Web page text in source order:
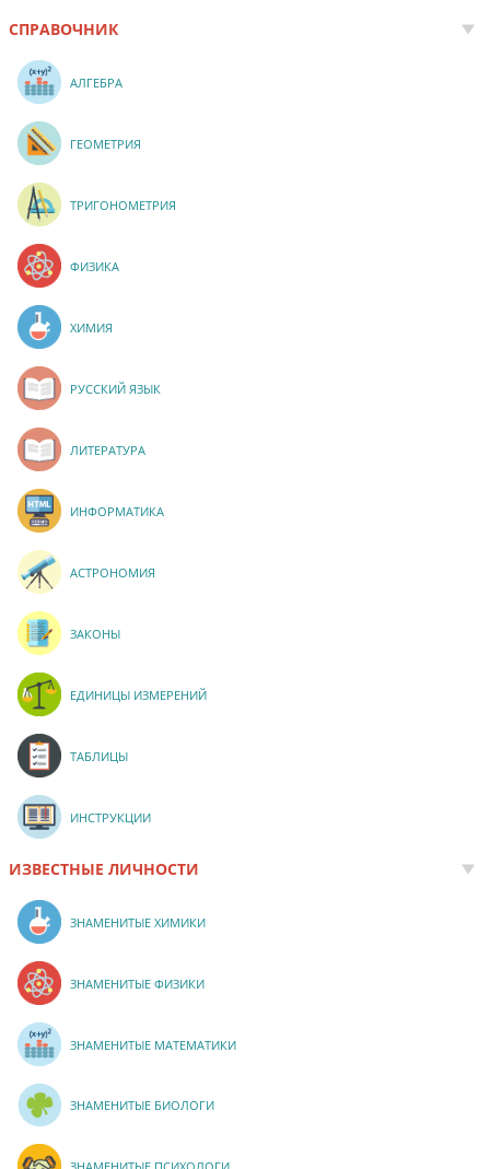
СПРАВОЧНИК
АЛГЕБРА
ГЕОМЕТРИЯ
ТРИГОНОМЕТРИЯ
ФИЗИКА
ХИМИЯ
РУССКИЙ ЯЗЫК
ЛИТЕРАТУРА
ИНФОРМАТИКА
АСТРОНОМИЯ
ЗАКОНЫ
ЕДИНИЦЫ ИЗМЕРЕНИЙ
ТАБЛИЦЫ
ИНСТРУКЦИИ
ИЗВЕСТНЫЕ ЛИЧНОСТИ
ЗНАМЕНИТЫЕ ХИМИКИ
ЗНАМЕНИТЫЕ ФИЗИКИ
ЗНАМЕНИТЫЕ МАТЕМАТИКИ
ЗНАМЕНИТЫЕ БИОЛОГИ